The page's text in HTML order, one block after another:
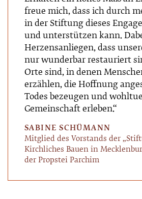
freue mich, dass ich durch
in der Stiftung dieses
und unterstützen kann.
Herzensanliegen, dass
nur wunderbar restauriert
Orte sind, in denen
erzählen, die Hoffnung
Todes bezeugen und
Gemeinschaft erleben.“
SABINE SCHÜMANN
Mitglied des Vorstands der
Kirchliches Bauen in
der Propstei Parchim